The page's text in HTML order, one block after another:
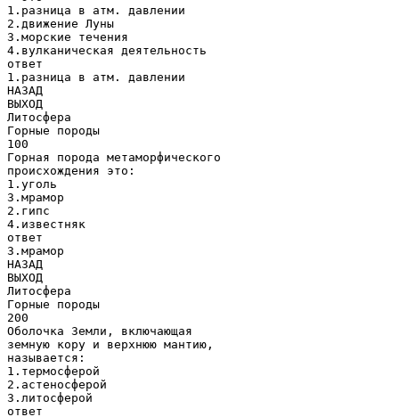
1.разница в атм. давлении
2.движение Луны
3.морские течения
4.вулканическая деятельность
ответ
1.разница в атм. давлении
НАЗАД
ВЫХОД
Литосфера
Горные породы
100
Горная порода метаморфического
происхождения это:
1.уголь
3.мрамор
2.гипс
4.известняк
ответ
3.мрамор
НАЗАД
ВЫХОД
Литосфера
Горные породы
200
Оболочка Земли, включающая
земную кору и верхнюю мантию,
называется:
1.термосферой
2.астеносферой
3.литосферой
ответ